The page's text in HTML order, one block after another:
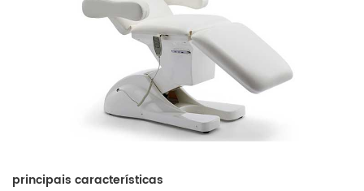
principais características